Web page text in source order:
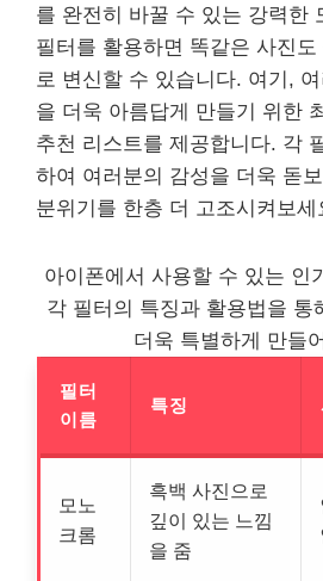
를 완전히 바꿀 수 있는 강력한
필터를 활용하면 똑같은 사진
로 변신할 수 있습니다. 여기,
을 더욱 아름답게 만들기 위한
추천 리스 트를 제공합니다. 각
하여 여러분의 감성을 더욱 돋
분위기를 한층 더 고조시켜보세
아이폰에서 사용할 수 있는 인
각 필터의 특징과 활용법을 통
더욱 특별하게 만들
필터
이름
특징
모노
크롬
흑백 사진으로
깊이 있는 느낌
을 줌